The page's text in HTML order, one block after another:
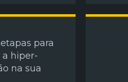
para
hiper-
na sua